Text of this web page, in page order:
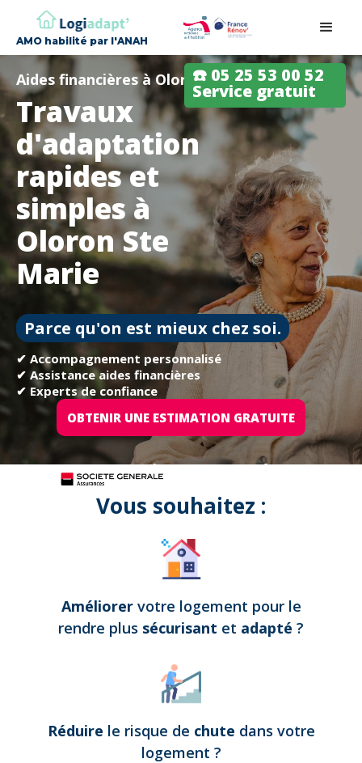
AMO habilité par l'ANAH
☎️ 05 25 53 00 52
Service gratuit
Aides financières à Oloron Ste Marie
Travaux
d'adaptation
rapides et
simples à
Oloron Ste
Marie
Parce qu'on est mieux chez soi.
✔ Accompagnement personnalisé
✔ Assistance aides financières
✔ Experts de confiance
OBTENIR UNE ESTIMATION GRATUITE
Tous nos projets sont assurés par
Vous souhaitez :
Améliorer votre logement pour le
rendre plus sécurisant et adapté ?
Réduire le risque de chute dans votre
logement ?